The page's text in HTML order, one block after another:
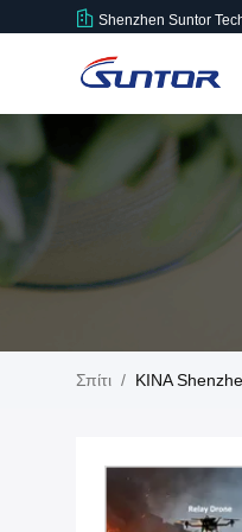
Shenzhen Suntor
Σπίτι / ΚΙΝΑ